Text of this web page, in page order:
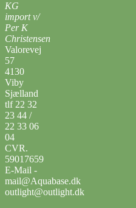
KG
import v/
Per K
Christensen
Valorevej
57
4130
Viby
Sjælland
tlf 22 32
23 44 /
22 33 06
04
CVR.
59017659
E-Mail -
mail@Aquabase.dk
outlight@outlight.dk